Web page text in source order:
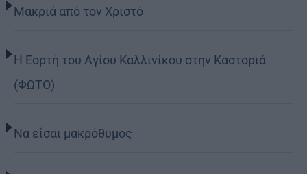
Μακριά από τον Χριστό
Η Εορτή του Αγίου Καλλινίκου στην Καστοριά
(ΦΩΤΟ)
Να είσαι μακρόθυμος